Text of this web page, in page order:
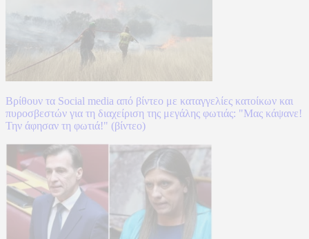
Βρίθουν τα Social media από βίντεο με καταγγελίες κατοίκων και
πυροσβεστών για τη διαχείριση της μεγάλης φωτιάς: "Μας κάψανε!
Την άφησαν τη φωτιά!" (βίντεο)